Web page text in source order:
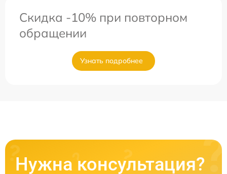
Скидка -10% при повторном
обращении
Узнать подробнее
Нужна консультация?